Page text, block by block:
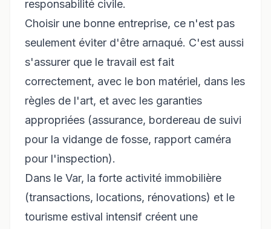
responsabilité civile.
Choisir une bonne entreprise, ce n'est pas
seulement éviter d'être arnaqué. C'est aussi
s'assurer que le travail est fait
correctement, avec le bon matériel, dans les
règles de l'art, et avec les garanties
appropriées (assurance, bordereau de suivi
pour la vidange de fosse, rapport caméra
pour l'inspection).
Dans le Var, la forte activité immobilière
(transactions, locations, rénovations) et le
tourisme estival intensif créent une